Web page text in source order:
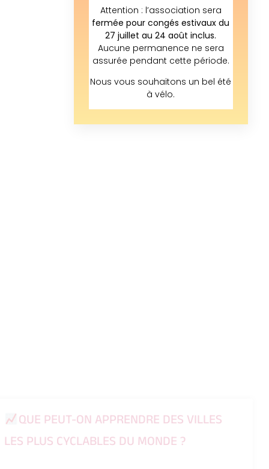
QUE PEUT-ON APPRENDRE DES VILLES
LES PLUS CYCLABLES DU MONDE ?
Attention : l’association sera
fermée pour congés estivaux du
27 juillet au 24 août inclus.
Aucune permanence ne sera
assurée pendant cette période.
Nous vous souhaitons un bel été
à vélo.